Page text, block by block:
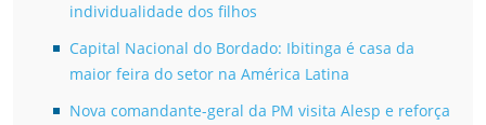
individualidade dos filhos
Capital Nacional do Bordado: Ibitinga é casa da
maior feira do setor na América Latina
Nova comandante-geral da PM visita Alesp e reforça